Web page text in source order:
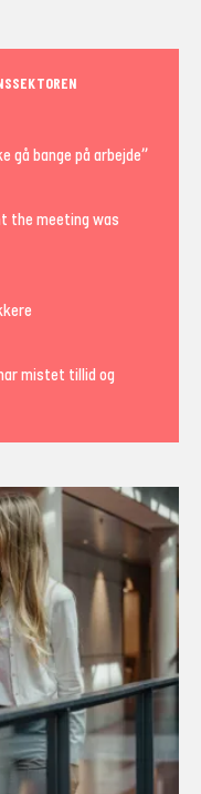
gå bange på arbejde”
the meeting was
mistet tillid og